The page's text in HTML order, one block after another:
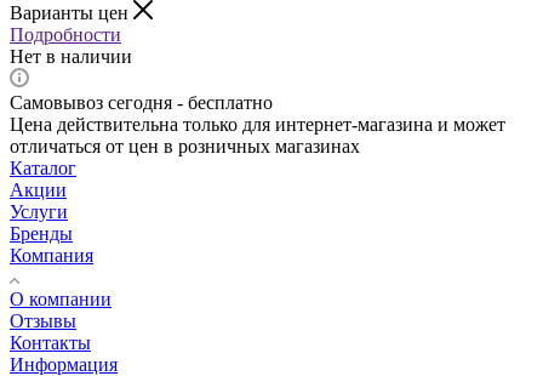
Варианты цен
Подробности
Нет в наличии
Самовывоз сегодня - бесплатно
Цена действительна только для интернет-магазина и может
отличаться от цен в розничных магазинах
Каталог
Акции
Услуги
Бренды
Компания
О компании
Отзывы
Контакты
Информация